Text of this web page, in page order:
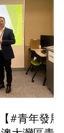
#青年發展